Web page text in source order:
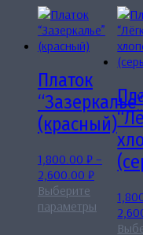
Платок
“Зазеркалье”
(красный)
1,800.00 ₽ –
2,600.00 ₽
1,800.00
Выберите
параметры Этот
товар